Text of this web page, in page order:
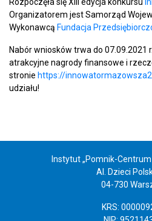
Organizatorem jest Samorząd
Wykonawcą Fundacja
Nabór wniosków trwa do 07.09.2021
atrakcyjne nagrody finansowe i
stronie https://
udziału!
Instytut „Pomnik-
Al. Dzieci
04-730
KRS: